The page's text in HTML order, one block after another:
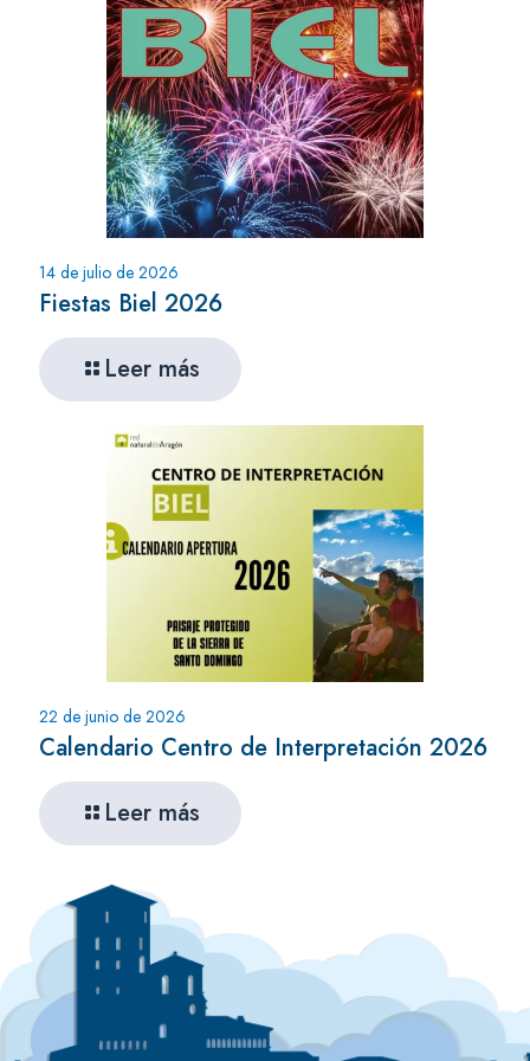
14 de julio de 2026
Fiestas Biel 2026
Leer más
22 de junio de 2026
Calendario Centro de Interpretación 2026
Leer más